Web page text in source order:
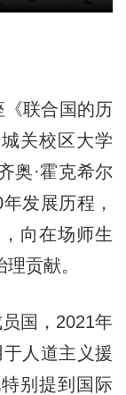
联合国的历
关校区大学
奥·霍克希尔
发展历程，
向在场师生
贡献。
国，2021年
人道主义援
别提到国际